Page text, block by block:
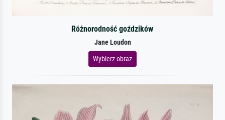
Różnorodność goździków
Jane Loudon
Wybierz obraz